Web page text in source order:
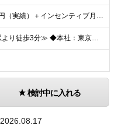
★賞与平均180万円（実績）＋インセンティブ月平均12万円 ★月給35万円以上＋営業手当＋各種手当＋賞与年2回＋インセンティブ ※経験・能力等を考慮の上、優遇いたします ※上記金額には一律手当と固定
≪転勤なし/葛西駅より徒歩3分≫ ◆本社：東京都江戸川区東葛西6-1-17 第6カネ長ビル6F ※(変更の範囲)上記を除く当社関連勤務地
検討中に入れる
2026.08.17